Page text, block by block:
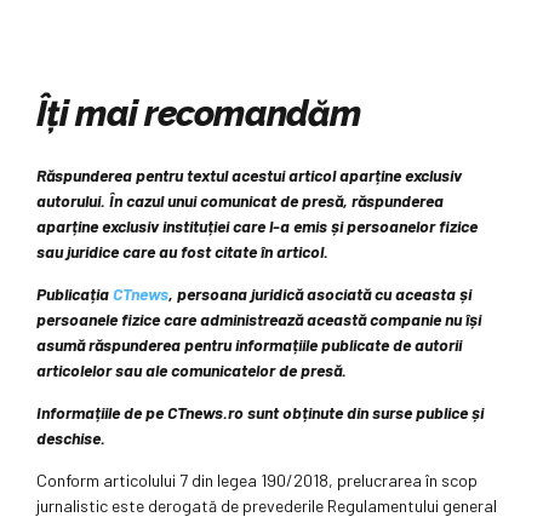
Îți mai recomandăm
Răspunderea pentru textul acestui articol aparține exclusiv
autorului. În cazul unui comunicat de presă, răspunderea
aparține exclusiv instituției care l-a emis și persoanelor fizice
sau juridice care au fost citate în articol.
PublicațiaCTnews, persoana juridică asociată cu aceasta și
persoanele fizice care administrează această companie nu își
asumă răspunderea pentru informațiile publicate de autorii
articolelor sau ale comunicatelor de presă.
Informațiile de pe CTnews.ro sunt obținute din surse publice și
deschise.
Conform articolului 7 din legea 190/2018, prelucrarea în scop
jurnalistic este derogată de prevederile Regulamentului general